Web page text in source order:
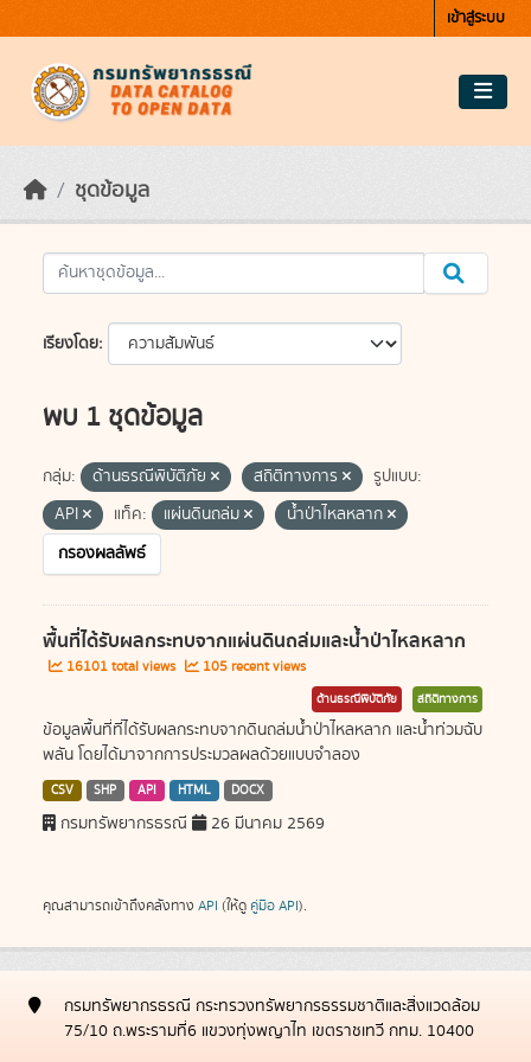
เข้าสู่ระบบ
ชุดข้อมูล
เรียงโดย
พบ 1 ชุดข้อมูล
กลุ่ม: ด้านธรณีพิบัติภัย สถิติทางการ
รูปแบบ:
API
แท็ค: แผ่นดินถล่ม
น้ำป่าไหลหลาก
กรองผลลัพธ์
พื้นที่ได้รับผลกระทบจากแผ่นดินถล่มและน้ำป่าไหลหลาก
16101 total views 105 recent views
ด้านธรณีพิบัติภัย สถิติทางการ
ข้อมูลพื้นที่ที่ได้รับผลกระทบจากดินถล่มน้ำป่าไหลหลาก และน้ำท่วมฉับ
พลัน โดยได้มาจากการประมวลผลด้วยแบบจำลอง
CSV SHP API HTML DOCX
กรมทรัพยากรธรณี 26 มีนาคม 2569
คุณสามารถเข้าถึงคลังทาง API (ให้ดู คู่มือ API).
กรมทรัพยากรธรณี กระทรวงทรัพยากรธรรมชาติและสิ่งแวดล้อม
75/10 ถ.พระรามที่6 แขวงทุ่งพญาไท เขตราชเทวี กทม. 10400